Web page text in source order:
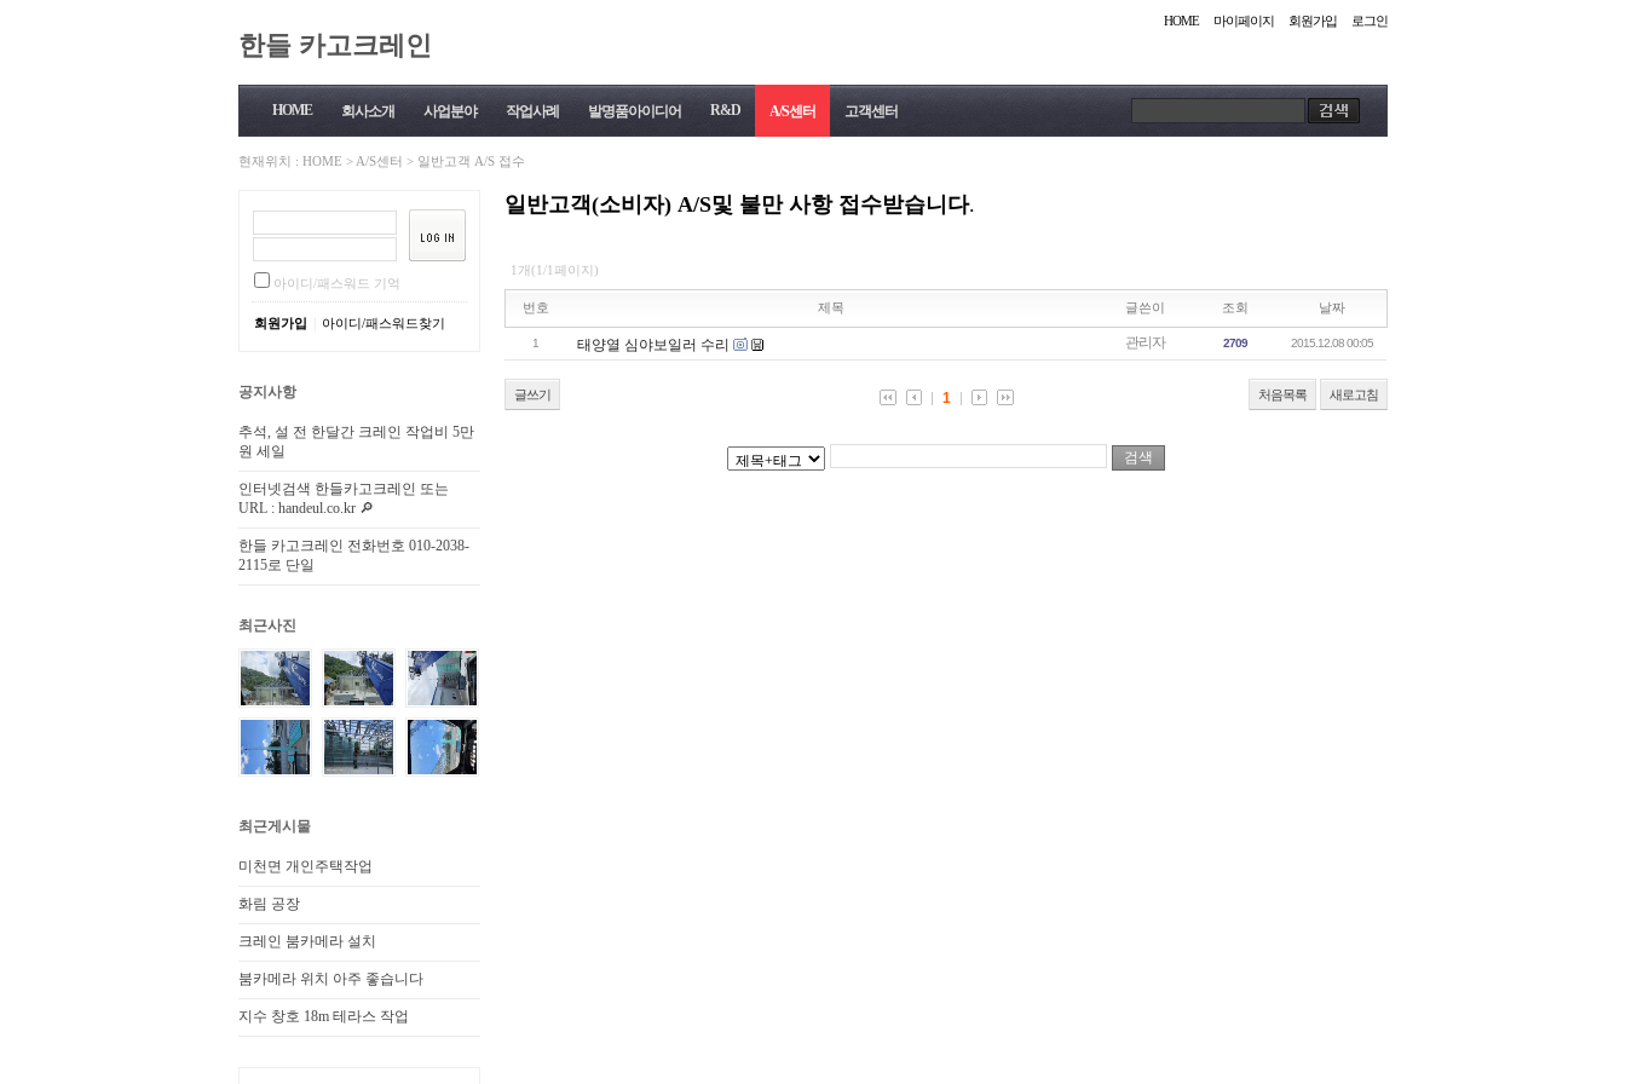
한들 카고크레인
HOME 마이페이지 회원가입 로그인
HOME 회사소개 사업분야 작업사례 발명품아이디어 R&D A/S센터 고객센터
현재위치 : HOME > A/S센터 > 일반고객 A/S 접수
아이디/패스워드 기억
회원가입 아이디/패스워드찾기
공지사항
추석, 설 전 한달간 크레인 작업비 5만
원 세일
인터넷검색 한들카고크레인 또는
URL : handeul.co.kr 🔎
한들 카고크레인 전화번호 010-2038-
2115로 단일
최근사진
최근게시물
미천면 개인주택작업
화림 공장
크레인 붐카메라 설치
붐카메라 위치 아주 좋습니다
지수 창호 18m 테라스 작업
일반고객(소비자) A/S및 불만 사항 접수받습니다.
1개(1/1페이지)
번호 제목 글쓴이 조회 날짜
1 태양열 심야보일러 수리 관리자 2709 2015.12.08 00:05
글쓰기 처음목록 새로고침
1